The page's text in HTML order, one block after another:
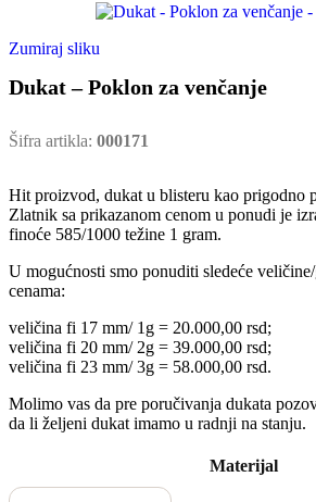
Zumiraj sliku
Dukat – Poklon za venčanje
Šifra artikla: 000171
Hit proizvod, dukat u blisteru kao prigodno
Zlatnik sa prikazanom cenom u ponudi je
finoće 585/1000 težine 1 gram.
U mogućnosti smo ponuditi sledeće
cenama:
veličina fi 17 mm/ 1g = 20.000,00 rsd;
veličina fi 20 mm/ 2g = 39.000,00 rsd;
veličina fi 23 mm/ 3g = 58.000,00 rsd.
Molimo vas da pre poručivanja dukata
da li željeni dukat imamo u radnji na stanju.
Materijal